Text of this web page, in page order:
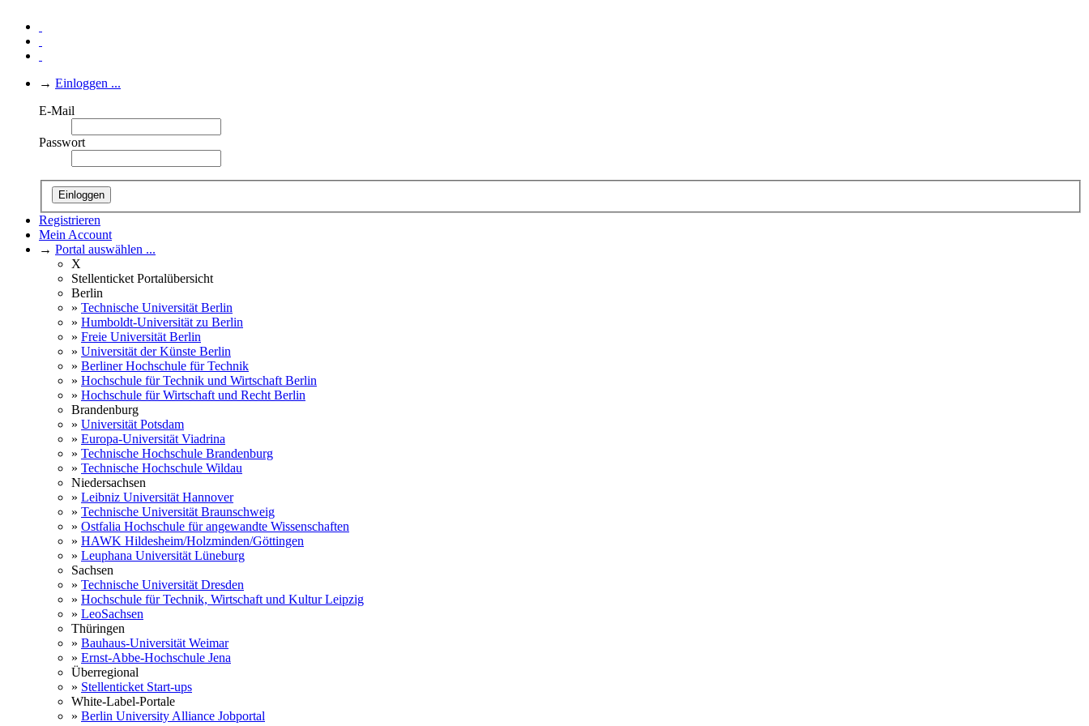
→ Einloggen ...
E-Mail
Passwort
Einloggen
Registrieren
Mein Account
→ Portal auswählen ...
X
Stellenticket Portalübersicht
Berlin
» Technische Universität Berlin
» Humboldt-Universität zu Berlin
» Freie Universität Berlin
» Universität der Künste Berlin
» Berliner Hochschule für Technik
» Hochschule für Technik und Wirtschaft Berlin
» Hochschule für Wirtschaft und Recht Berlin
Brandenburg
» Universität Potsdam
» Europa-Universität Viadrina
» Technische Hochschule Brandenburg
» Technische Hochschule Wildau
Niedersachsen
» Leibniz Universität Hannover
» Technische Universität Braunschweig
» Ostfalia Hochschule für angewandte Wissenschaften
» HAWK Hildesheim/Holzminden/Göttingen
» Leuphana Universität Lüneburg
Sachsen
» Technische Universität Dresden
» Hochschule für Technik, Wirtschaft und Kultur Leipzig
» LeoSachsen
Thüringen
» Bauhaus-Universität Weimar
» Ernst-Abbe-Hochschule Jena
Überregional
» Stellenticket Start-ups
White-Label-Portale
» Berlin University Alliance Jobportal